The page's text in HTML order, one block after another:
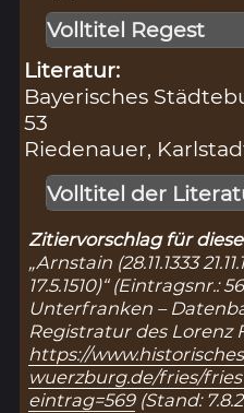
Volltitel Regest
Literatur:
Bayerisches
53
Riedenauer,
Volltitel der
Zitiervorschlag für
„Arnstain (28.11.1333
17.5.1510)“ (Eintragsnr.:
Unterfranken –
Registratur des Lorenz
https://
wuerzburg.de/fries/
eintrag=569(Stand: